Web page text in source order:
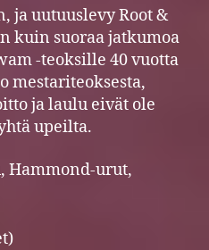
ja uutuuslevy Root &
kuin suoraa jatkumoa
-teoksille 40 vuotta
mestariteoksesta,
ja laulu eivät ole
upeilta.
Hammond-urut,